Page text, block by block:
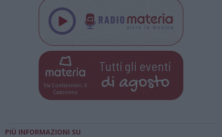
Via Confalonieri, 5
Castronno
Tutti gli eventi
di agosto
PIÙ INFORMAZIONI SU